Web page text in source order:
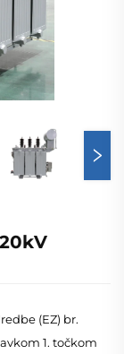
(EZ) br.
1. točkom